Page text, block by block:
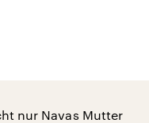
nur Navas Mutter